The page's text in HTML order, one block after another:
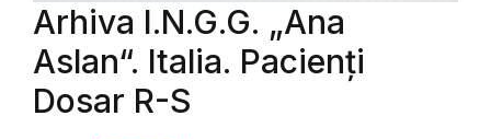
Arhiva I.N.G.G. „Ana
Aslan“. Italia. Pacienți
Dosar R-S